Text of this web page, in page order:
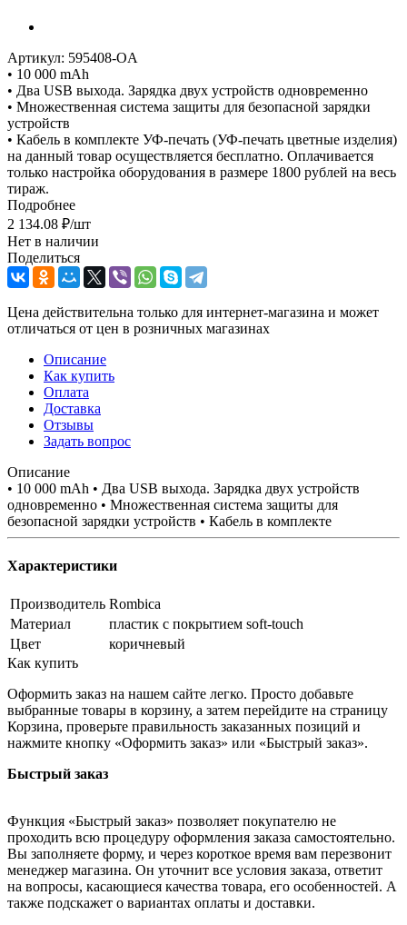
Артикул: 595408-OA
• 10 000 mAh
• Два USB выхода. Зарядка двух устройств одновременно
• Множественная система защиты для безопасной зарядки
устройств
• Кабель в комплекте УФ-печать (УФ-печать цветные изделия)
на данный товар осуществляется бесплатно. Оплачивается
только настройка оборудования в размере 1800 рублей на весь
тираж.
Подробнее
2 134.08 ₽/шт
Нет в наличии
Поделиться
Цена действительна только для интернет-магазина и может
отличаться от цен в розничных магазинах
Описание
Как купить
Оплата
Доставка
Отзывы
Задать вопрос
Описание
• 10 000 mAh • Два USB выхода. Зарядка двух устройств
одновременно • Множественная система защиты для
безопасной зарядки устройств • Кабель в комплекте
Характеристики
Производитель Rombica
Материал
пластик с покрытием soft-touch
Цвет
коричневый
Как купить
Оформить заказ на нашем сайте легко. Просто добавьте
выбранные товары в корзину, а затем перейдите на страницу
Корзина, проверьте правильность заказанных позиций и
нажмите кнопку «Оформить заказ» или «Быстрый заказ».
Быстрый заказ
Функция «Быстрый заказ» позволяет покупателю не
проходить всю процедуру оформления заказа самостоятельно.
Вы заполняете форму, и через короткое время вам перезвонит
менеджер магазина. Он уточнит все условия заказа, ответит
на вопросы, касающиеся качества товара, его особенностей. А
также подскажет о вариантах оплаты и доставки.